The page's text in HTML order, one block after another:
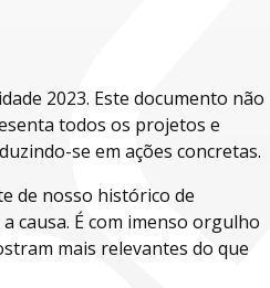
2023. Este documento não
todos os projetos e
se em ações concretas.
de nosso histórico de
causa. É com imenso orgulho
mais relevantes do que